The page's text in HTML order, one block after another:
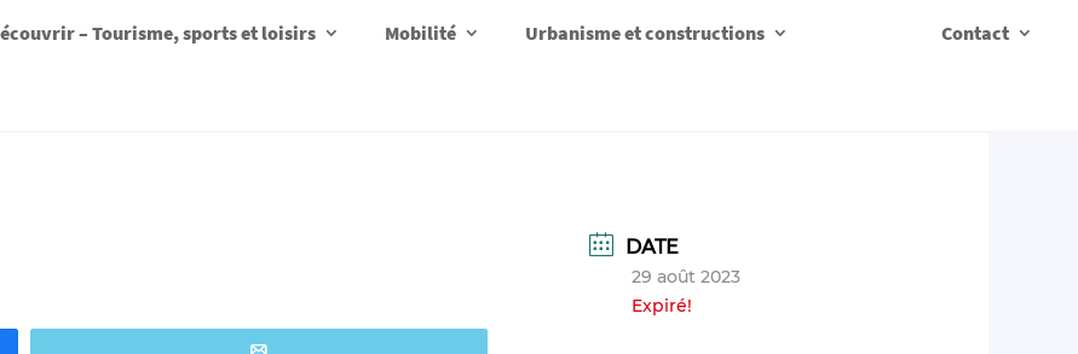
– Tourisme, sports et loisirs Mobilité Urbanisme et constructions Contact
DATE
29 août 2023
Expiré!